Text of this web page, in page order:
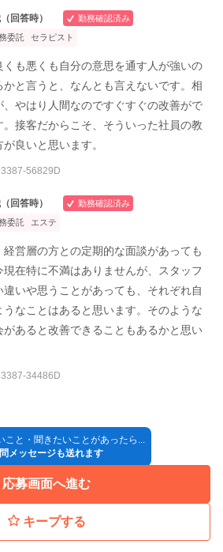
回答時）
勤務確認済み
委託 セラピスト
くも悪くも自分の意思を通す人が強いの
と言うと、なんとも言えないです。相
やはり人間なのですぐすぐの改善がで
接客だからこそ、そういった社員の教
良いと思います。
56829D
回答時）
勤務確認済み
委託 エステ
営層の方との定期的な面談があっても
在特に不満はありませんが、スタッフ
いや思うことがあっても、それぞれ自
なことはあると思います。そのような
あると改善できることもあるかと思い
34486D
こと・聞きたいことがあったら...
メッセージも送れます
応募画面へ進む
キープする